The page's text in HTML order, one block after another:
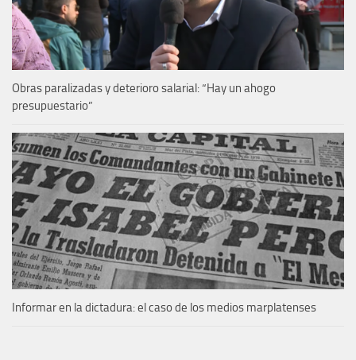
Obras paralizadas y deterioro salarial: “Hay un ahogo
presupuestario”
Informar en la dictadura: el caso de los medios marplatenses